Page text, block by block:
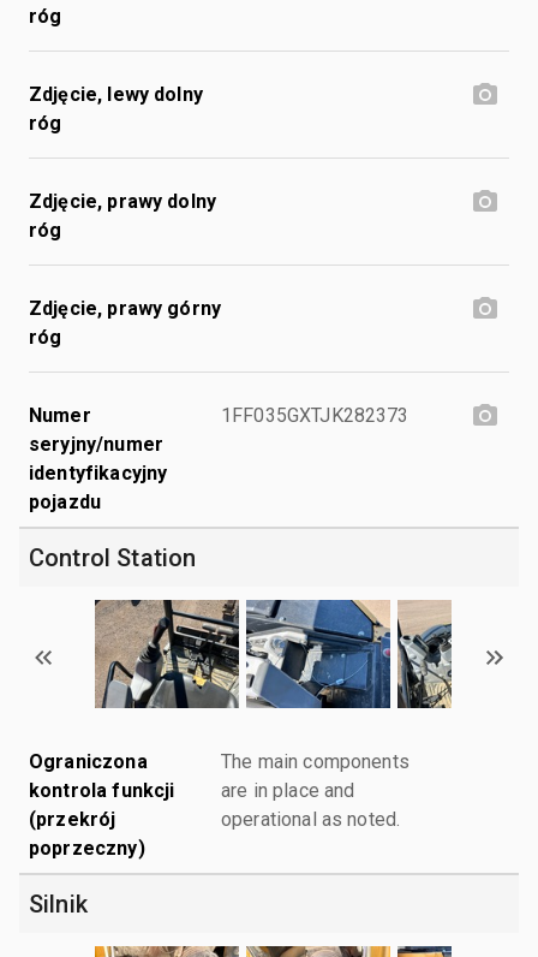
róg
Zdjęcie, lewy dolny
róg
Zdjęcie, prawy dolny
róg
Zdjęcie, prawy górny
róg
Numer
seryjny/numer
identyfikacyjny
pojazdu
1FF035GXTJK282373
Control Station
Ograniczona
kontrola funkcji
(przekrój
poprzeczny)
The main components
are in place and
operational as noted.
Silnik